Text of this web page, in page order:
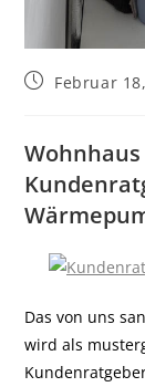
Februar
Das von uns
wird als